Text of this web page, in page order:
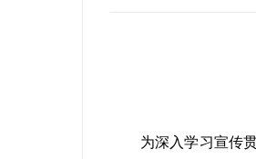
为深入学习宣传贯